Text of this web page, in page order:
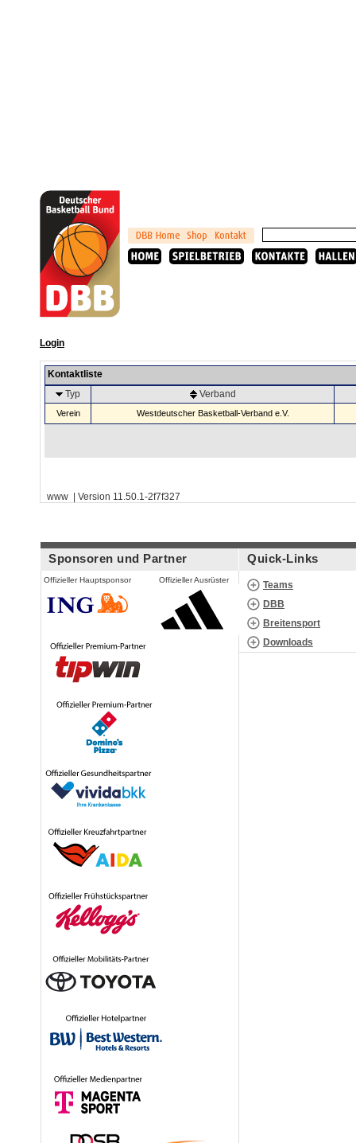
Login
Kontaktliste
Typ
Verband
Verein Westdeutscher Basketball-Verband e.V.
www | Version 11.50.1-2f7f327
Sponsoren und Partner
Offizieller Hauptsponsor Offizieller Ausrüster
Quick-Links
Teams
DBB
Breitensport
Downloads